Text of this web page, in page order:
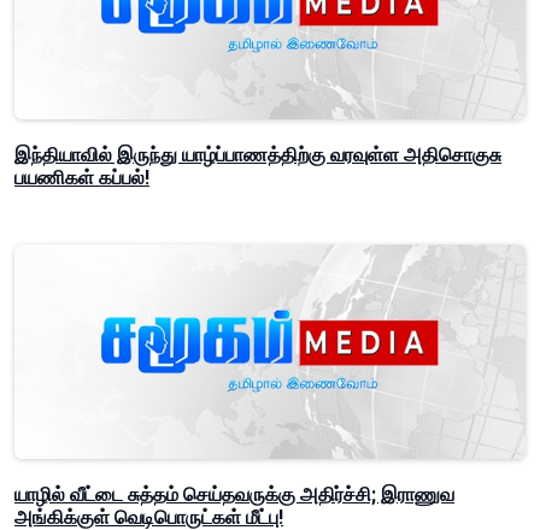
இந்தியாவில் இருந்து யாழ்ப்பாணத்திற்கு வரவுள்ள அதிசொகுசு
பயணிகள் கப்பல்!
யாழில் வீட்டை சுத்தம் செய்தவருக்கு அதிர்ச்சி; இராணுவ
அங்கிக்குள் வெடிபொருட்கள் மீட்பு!